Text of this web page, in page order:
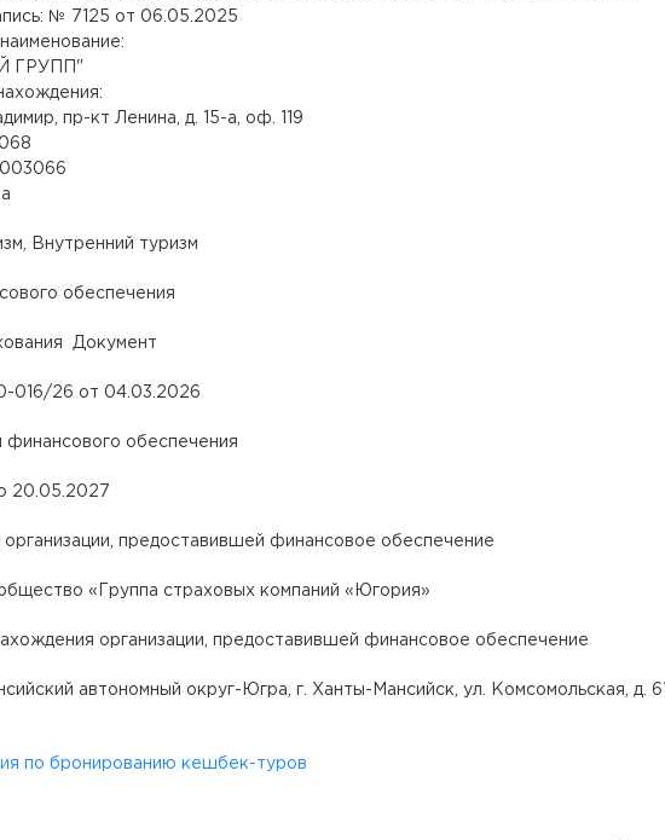
№ 7125 от 06.05.2025
ГРУПП"
пр-кт Ленина, д. 15-а, оф. 119
Внутренний туризм
обеспечения
Документ
016/26 от 04.03.2026
финансового обеспечения
20.05.2027
организации, предоставившей финансовое обеспечение
«Группа страховых компаний «Югория»
организации, предоставившей финансовое обеспечение
автономный округ-Югра, г. Ханты-Мансийск, ул. Комсомольская, д. 61
по бронированию кешбек-туров